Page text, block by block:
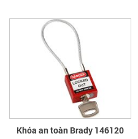
Khóa an toàn Brady 146120